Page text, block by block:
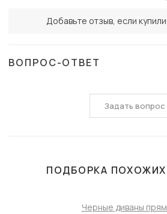
Добавьте отзыв, если
ВОПРОС-ОТВЕТ
Задать вопрос
ПОДБОРКА
Черные диваны